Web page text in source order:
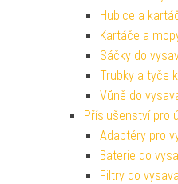
Hubice a
Kartáče a
Sáčky do
Trubky a tyče
Vůně do
Příslušenství pro
Adaptéry pro
Baterie do
Filtry do